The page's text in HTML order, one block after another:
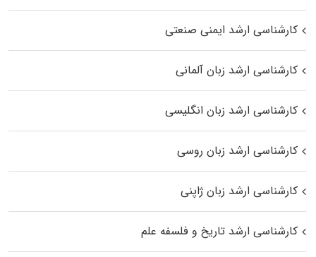
کارشناسی ارشد ایمنی صنعتی
کارشناسی ارشد زبان آلمانی
کارشناسی ارشد زبان انگلیسی
کارشناسی ارشد زبان روسی
کارشناسی ارشد زبان ژاپنی
کارشناسی ارشد تاریخ و فلسفه علم